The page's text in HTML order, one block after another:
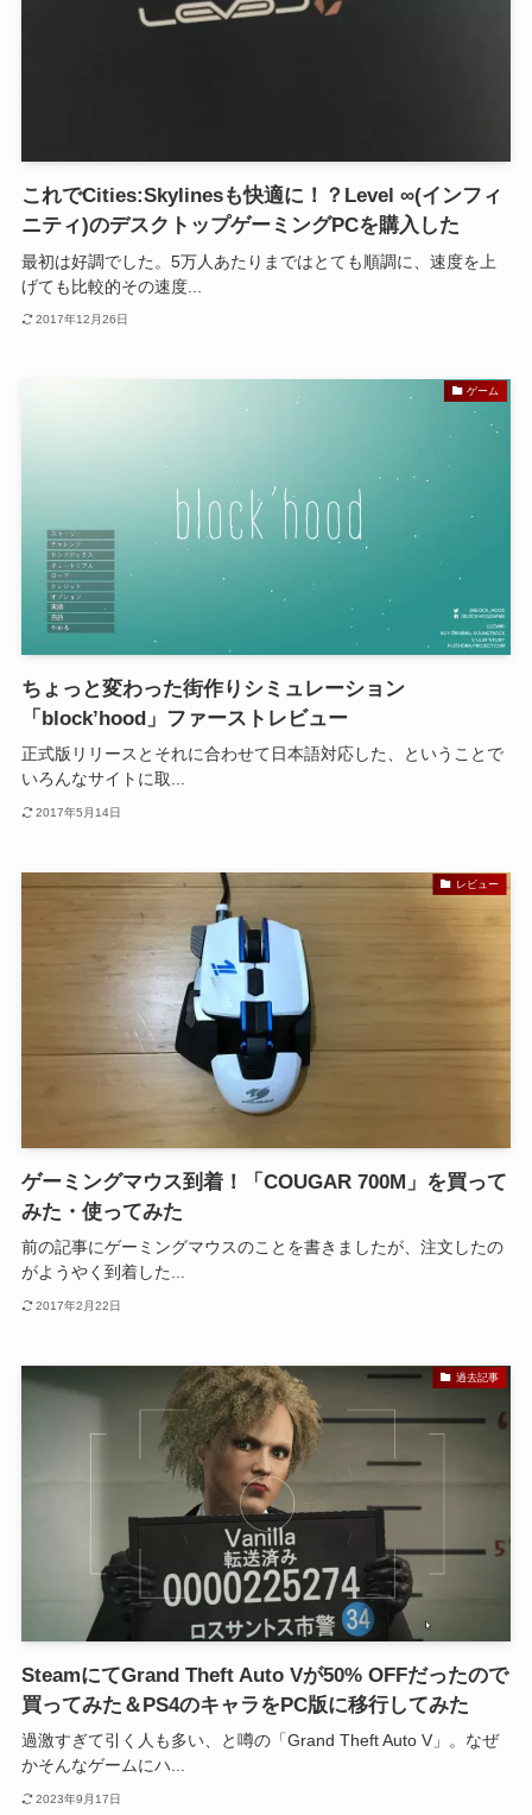
これでCities:Skylinesも快適に！？Level ∞(インフィ
ニティ)のデスクトップゲーミングPCを購入した
最初は好調でした。5万人あたりまではとても順調に、速度を上
げても比較的その速度...
2017年12月26日
ゲーム
ちょっと変わった街作りシミュレーション
「block’hood」ファーストレビュー
正式版リリースとそれに合わせて日本語対応した、ということで
いろんなサイトに取...
2017年5月14日
レビュー
ゲーミングマウス到着！「COUGAR 700M」を買って
みた・使ってみた
前の記事にゲーミングマウスのことを書きましたが、注文したの
がようやく到着した...
2017年2月22日
過去記事
SteamにてGrand Theft Auto Vが50% OFFだったので
買ってみた＆PS4のキャラをPC版に移行してみた
過激すぎて引く人も多い、と噂の「Grand Theft Auto V」。なぜ
かそんなゲームにハ...
2023年9月17日